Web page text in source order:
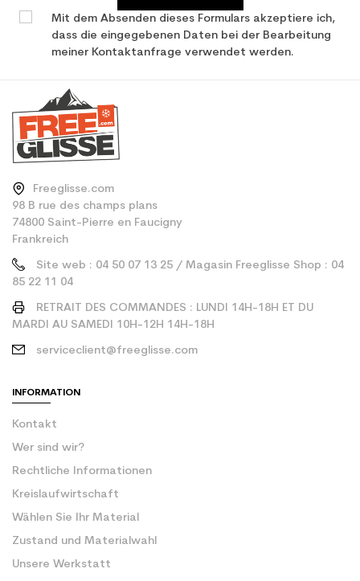
Mit dem Absenden dieses Formulars akzeptiere ich,
dass die eingegebenen Daten bei der Bearbeitung
meiner Kontaktanfrage verwendet werden.
Freeglisse.com
98 B rue des champs plans
74800 Saint-Pierre en Faucigny
Frankreich
Site web : 04 50 07 13 25 / Magasin Freeglisse Shop : 04
85 22 11 04
RETRAIT DES COMMANDES : LUNDI 14H-18H ET DU
MARDI AU SAMEDI 10H-12H 14H-18H
serviceclient@freeglisse.com
INFORMATION
Kontakt
Wer sind wir?
Rechtliche Informationen
Kreislaufwirtschaft
Wählen Sie Ihr Material
Zustand und Materialwahl
Unsere Werkstatt